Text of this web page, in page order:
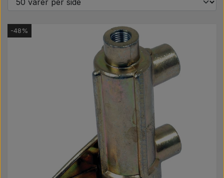
Maling Agricolour
PTO Aksler GARDLOC
Værksted/ Værktøj
Tilbud
-48%